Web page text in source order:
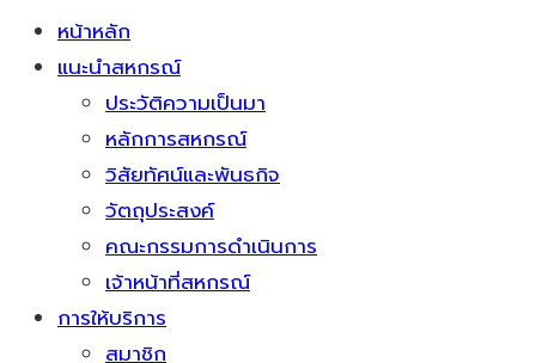
หน้าหลัก
แนะนำสหกรณ์
ประวัติความเป็นมา
หลักการสหกรณ์
วิสัยทัศน์และพันธกิจ
วัตถุประสงค์
คณะกรรมการดำเนินการ
เจ้าหน้าที่สหกรณ์
การให้บริการ
สมาชิก